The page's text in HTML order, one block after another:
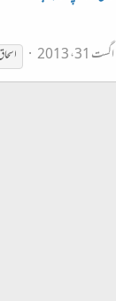
اگست 31، 2013